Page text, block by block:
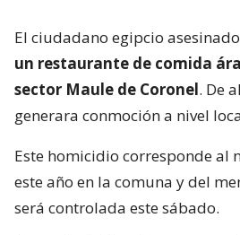
El ciudadano egipcio asesinado
un restaurante de comida
sector Maule de Coronel. De
generara conmoción a nivel
Este homicidio corresponde al
este año en la comuna y del
será controlada este sábado.